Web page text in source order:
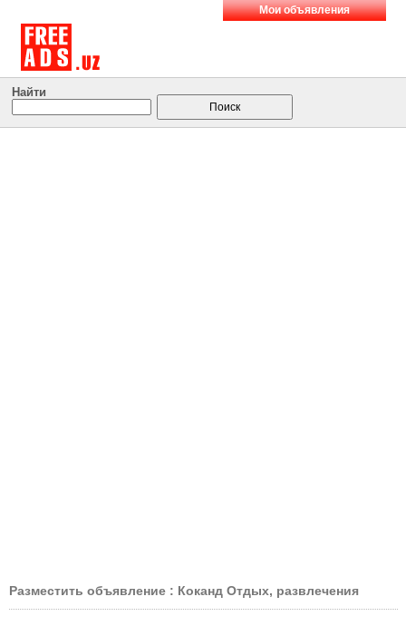
Мои объявления
Найти
Разместить объявление : Коканд Отдых, развлечения